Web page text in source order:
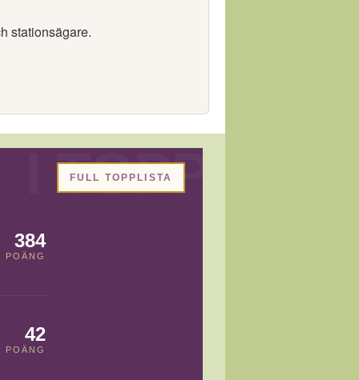
stationsägare.
384
POÄNG
42
POÄNG
FULL TOPPLISTA